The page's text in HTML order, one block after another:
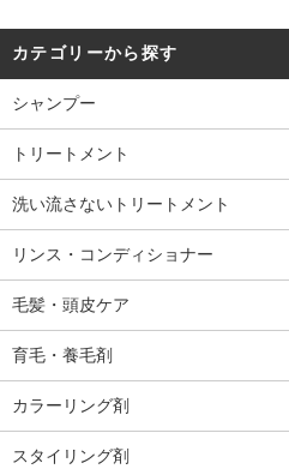
カテゴリーから探す
シャンプー
トリートメント
洗い流さないトリートメント
リンス・コンディショナー
毛髪・頭皮ケア
育毛・養毛剤
カラーリング剤
スタイリング剤